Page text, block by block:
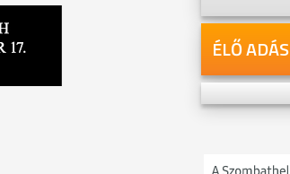
ÉLŐ ADÁS